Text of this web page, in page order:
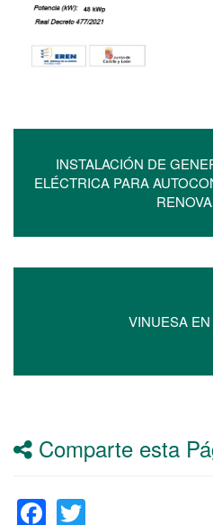
INSTALACIÓN DE
ELÉCTRICA PARA
VINUESA
Comparte esta
Facebook